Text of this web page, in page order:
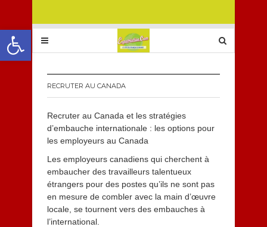
Ouvrir la barre d’outils
RECRUTER AU CANADA
Recruter au Canada et les stratégies
d’embauche internationale : les options pour
les employeurs au Canada
Les employeurs canadiens qui cherchent à
embaucher des travailleurs talentueux
étrangers pour des postes qu’ils ne sont pas
en mesure de combler avec la main d’œuvre
locale, se tournent vers des embauches à
l’international.